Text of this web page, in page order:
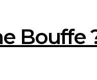
Bouffe